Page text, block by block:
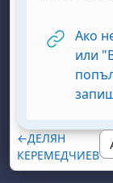
Ако
или
←ДЕЛЯН
КЕРЕМЕДЧИЕВ